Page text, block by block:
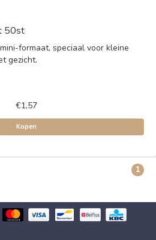
50st
formaat, speciaal voor kleine
gezicht.
€1,57
Kopen
1